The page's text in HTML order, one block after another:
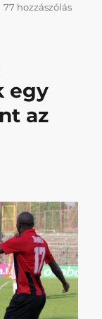
77 hozzászólás
egy
az